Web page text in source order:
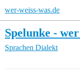
wer-weiss-was.de
Spelunke -
Sprachen Dialekt